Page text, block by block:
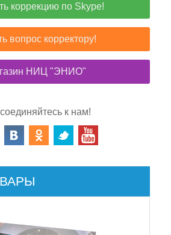
коррекцию по Skype!
вопрос корректору!
НИЦ "ЭНИО"
к нам!